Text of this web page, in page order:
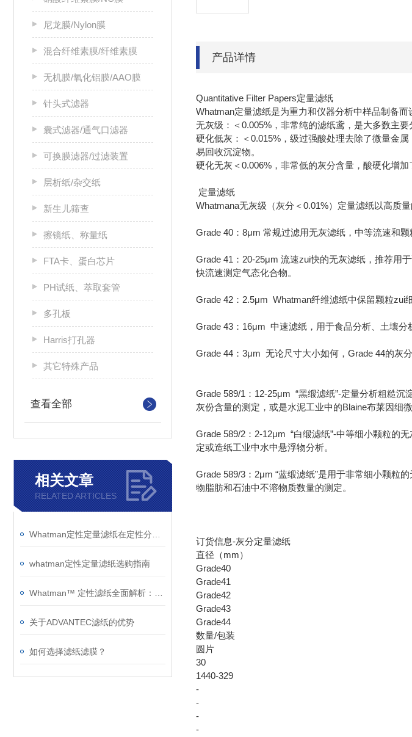
尼龙膜/Nylon膜
混合纤维素膜/纤维素膜
无机膜/氧化铝膜/AAO膜
针头式滤器
囊式滤器/通气口滤器
可换膜滤器/过滤装置
层析纸/杂交纸
新生儿筛查
擦镜纸、称量纸
FTA卡、蛋白芯片
PH试纸、萃取套管
多孔板
Harris打孔器
其它特殊产品
查看全部
相关文章
RELATED ARTICLES
whatman定性定量滤纸选购指南
关于ADVANTEC滤纸的优势
如何选择滤纸滤膜？
产品详情
Quantitative Filter Papers定量滤纸
Whatman定量滤纸是为重力和仪器分析中样品制备而
无灰级：＜0.005%，非常纯的滤纸鸢，是大多数主要
硬化低灰：＜0.015%，级过强酸处理去除了微量金
易回收沉淀物。
硬化无灰＜0.006%，非常低的灰分含量，酸硬化增
定量滤纸
Whatmana无灰级（灰分＜0.01%）定量滤纸以高质
Grade 40：8μm 常规过滤用无灰滤纸，中等流速和
Grade 41：20-25μm 流速zui快的无灰滤纸，推荐用
快流速测定气态化合物。
Grade 42：2.5μm Whatman纤维滤纸中保留颗粒zui
Grade 43：16μm 中速滤纸，用于食品分析、土壤分
Grade 44：3μm 无论尺寸大小如何，Grade 44的灰
Grade 589/1：12-25μm “黑缎滤纸”-定量分析粗糙
灰份含量的测定，或是水泥工业中的Blaine布莱因细
Grade 589/2：2-12μm “白缎滤纸”-中等细小颗粒的
定或造纸工业中水中悬浮物分析。
Grade 589/3：2μm “蓝缎滤纸”是用于非常细小颗粒
物脂肪和石油中不溶物质数量的测定。
订货信息-灰分定量滤纸
直径（mm）
Grade40
Grade41
Grade42
Grade43
Grade44
数量/包装
圆片
30
1440-329
-
-
-
-